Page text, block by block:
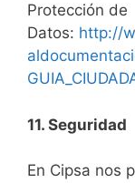
Protección de
Datos: http://
11. Seguridad
En Cipsa nos